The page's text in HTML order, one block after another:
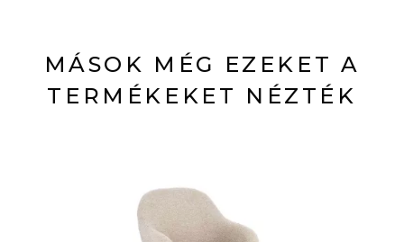
MÁSOK MÉG EZEKET A
TERMÉKEKET NÉZTÉK